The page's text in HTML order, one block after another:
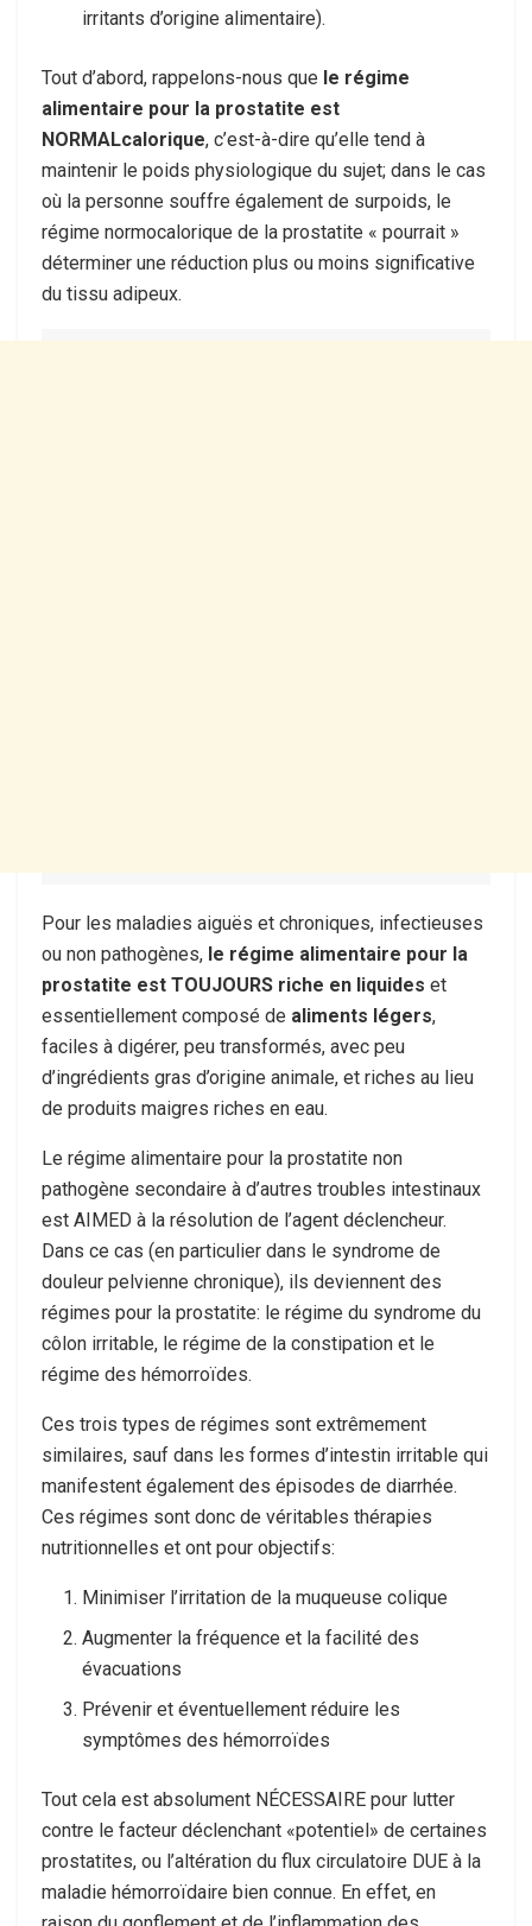
irritants d’origine alimentaire).
Tout d’abord, rappelons-nous que le régime
alimentaire pour la prostatite est
NORMALcalorique, c’est-à-dire qu’elle tend à
maintenir le poids physiologique du sujet; dans le cas
où la personne souffre également de surpoids, le
régime normocalorique de la prostatite « pourrait »
déterminer une réduction plus ou moins significative
du tissu adipeux.
Pour les maladies aiguës et chroniques, infectieuses
ou non pathogènes, le régime alimentaire pour la
prostatite est TOUJOURS riche en liquides et
essentiellement composé de aliments légers,
faciles à digérer, peu transformés, avec peu
d’ingrédients gras d’origine animale, et riches au lieu
de produits maigres riches en eau.
Le régime alimentaire pour la prostatite non
pathogène secondaire à d’autres troubles intestinaux
est AIMED à la résolution de l’agent déclencheur.
Dans ce cas (en particulier dans le syndrome de
douleur pelvienne chronique), ils deviennent des
régimes pour la prostatite: le régime du syndrome du
côlon irritable, le régime de la constipation et le
régime des hémorroïdes.
Ces trois types de régimes sont extrêmement
similaires, sauf dans les formes d’intestin irritable qui
manifestent également des épisodes de diarrhée.
Ces régimes sont donc de véritables thérapies
nutritionnelles et ont pour objectifs:
Minimiser l’irritation de la muqueuse colique
Augmenter la fréquence et la facilité des
évacuations
Prévenir et éventuellement réduire les
symptômes des hémorroïdes
Tout cela est absolument NÉCESSAIRE pour lutter
contre le facteur déclenchant «potentiel» de certaines
prostatites, ou l’altération du flux circulatoire DUE à la
maladie hémorroïdaire bien connue. En effet, en